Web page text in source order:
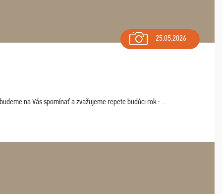
25.05.2026
na Vás spomínať a zväžujeme repete budúci rok : ...